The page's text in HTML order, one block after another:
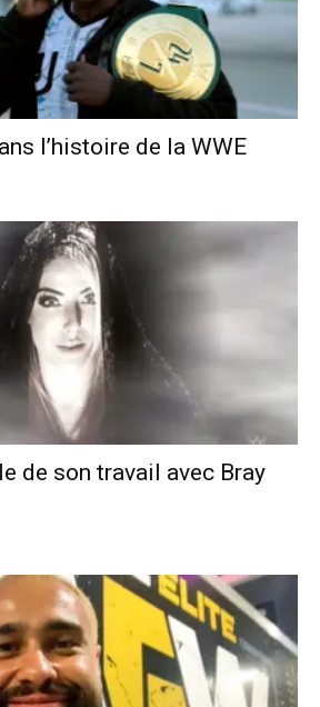
l’histoire de la WWE
de son travail avec Bray